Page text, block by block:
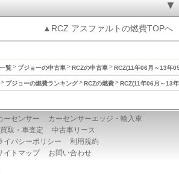
▲RCZ アスファルトの燃費TOPへ
覧 プジョーの中古車 RCZの中古車 RCZ(11年06月～13年
プジョーの燃費ランキング RCZの燃費 RCZ(11年06月～13
ーセンサー
カーセンサーエッジ・輸入車
取・車査定
中古車リース
イバシーポリシー
利用規約
イトマップ
お問い合わせ